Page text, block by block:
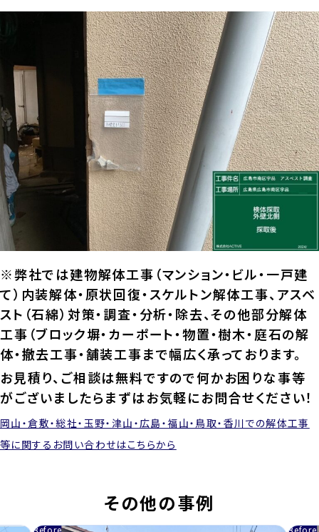
※弊社では建物解体工事（マンション・ビル・一戸建
て）内装解体・原状回復・スケルトン解体工事、アスベ
スト（石綿）対策・調査・分析・除去、その他部分解体
工事（ブロック塀・カーポート・物置・樹木・庭石の解
体・撤去工事・舗装工事まで幅広く承っております。
お見積り、ご相談は無料ですので何かお困りな事等
がございましたらまずはお気軽にお問合せください！
岡山・倉敷・総社・玉野・津山・広島・福山・鳥取・香川での解体工事
等に関するお問い合わせはこちらから
その他の事例